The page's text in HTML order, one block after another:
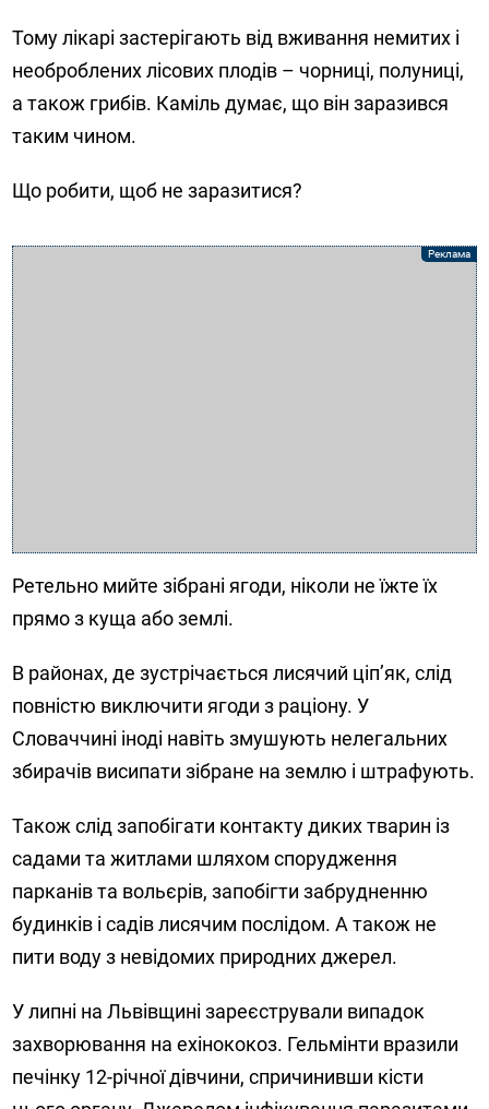
Тому лікарі застерігають від вживання немитих і
необроблених лісових плодів – чорниці, полуниці,
а також грибів. Каміль думає, що він заразився
таким чином.
Що робити, щоб не заразитися?
Ретельно мийте зібрані ягоди, ніколи не їжте їх
прямо з куща або землі.
В районах, де зустрічається лисячий ціп’як, слід
повністю виключити ягоди з раціону. У
Словаччині іноді навіть змушують нелегальних
збирачів висипати зібране на землю і штрафують.
Також слід запобігати контакту диких тварин із
садами та житлами шляхом спорудження
парканів та вольєрів, запобігти забрудненню
будинків і садів лисячим послідом. А також не
пити воду з невідомих природних джерел.
У липні на Львівщині зареєстрували випадок
захворювання на ехінококоз. Гельмінти вразили
печінку 12-річної дівчини, спричинивши кісти